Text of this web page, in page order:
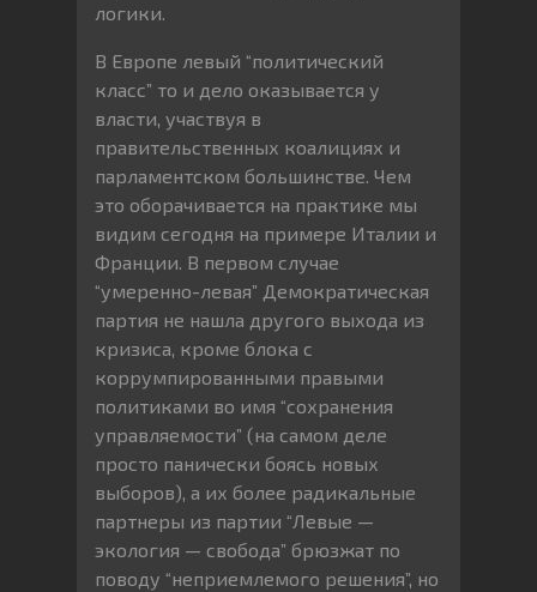
логики.
В Европе левый “политический
класс” то и дело оказывается у
власти, участвуя в
правительственных коалициях и
парламентском большинстве. Чем
это оборачивается на практике мы
видим сегодня на примере Италии и
Франции. В первом случае
“умеренно-левая” Демократическая
партия не нашла другого выхода из
кризиса, кроме блока с
коррумпированными правыми
политиками во имя “сохранения
управляемости” (на самом деле
просто панически боясь новых
выборов), а их более радикальные
партнеры из партии “Левые —
экология — свобода” брюзжат по
поводу “неприемлемого решения”, но